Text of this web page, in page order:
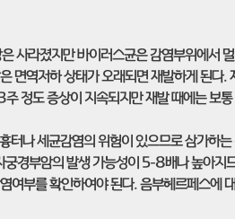
사라졌지만 바이러스균은 감염부위에서
면역저하 상태가 오래되면 재발하게 된다
정도 증상이 지속되지만 재발 때에는 보
터나 세균감염의 위험이 있으므로 삼가하
경부암의 발생 가능성이 5-8배나 높아지
여부를 확인하여야 된다. 음부헤르페스에